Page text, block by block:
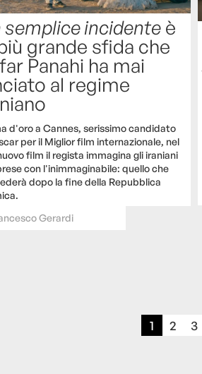
semplice incidenteè
grande sfida che
Panahi ha mai
al regime
d'oro a Cannes, serissimo candidato
per il Miglior film internazionale, nel
film il regista immagina gli iraniani
con l'inimmaginabile: quello che
dopo la fine della Repubblica
Gerardi
1 2 3